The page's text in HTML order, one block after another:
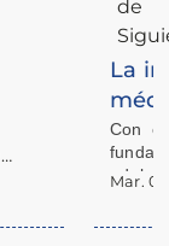
La
Con
Mar.